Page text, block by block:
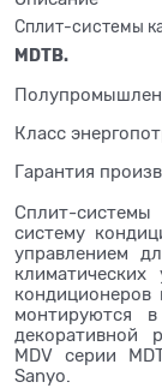
Сплит-системы
MDTB.
Класс
Гарантия
Сплит-системы
систему
управлением
кондиционеров
монтируются
декоративной
MDV серии
Sanyo.